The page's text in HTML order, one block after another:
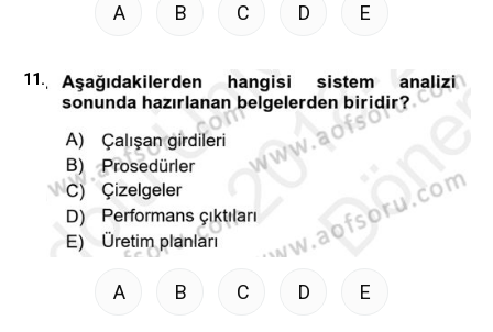
A B C D E
11.
A B C D E